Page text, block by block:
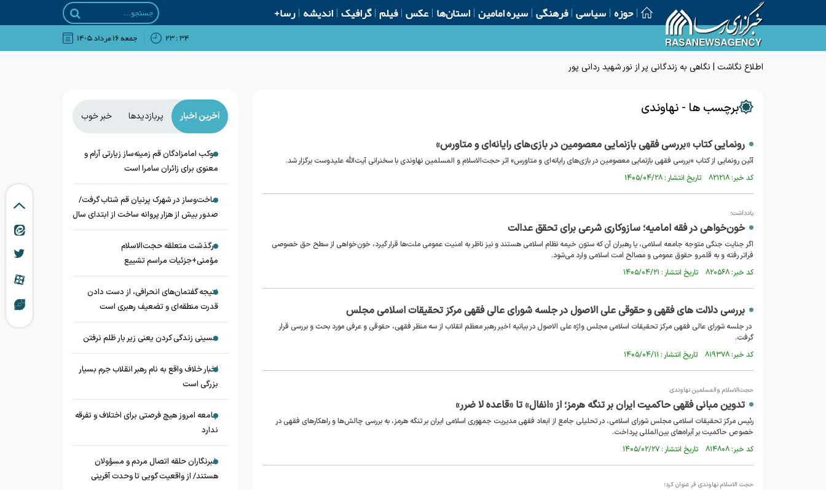
حوزه سیاسی فرهنگی سیره امامین استان‌ها عکس فیلم گرافیک اندیشه رسا+
۳۴ : ۲۳ جمعه ۱۶ مرداد ۱۴۰۵
اطلاع نگاشت | نگاهی به زندگانی پر از نور شهید ردانی پور
برچسب ها - نهاوندی
رونمایی کتاب «بررسی فقهی بازنمایی معصومین در بازی‌های رایانه‌ای و متاورس»
آئین رونمایی از کتاب «بررسی فقهی بازنمایی معصومین در بازی‌های رایانه‌ای و متاورس» اثر حجت‌الاسلام و المسلمین نهاوندی با سخنرانی آیت‌الله علیدوست برگزار شد.
کد خبر: ۸۲۱۲۱۸ تاریخ انتشار : ۱۴۰۵/۰۴/۲۸
یادداشت؛
خون‌خواهی در فقه امامیه؛ سازوکاری شرعی برای تحقق عدالت
اگر جنایت جنگی متوجه جامعه اسلامی، یا رهبران آن که ستون خیمه نظام اسلامی هستند و نیز ناظر به امنیت عمومی ملت‌ها قرار گیرد، خون‌خواهی از سطح حق خصوصی
فراتر رفته و به قلمرو حقوق عمومی و مصالح امت اسلامی وارد می‌شود.
کد خبر: ۸۲۰۵۶۸ تاریخ انتشار : ۱۴۰۵/۰۴/۲۱
بررسی دلالت های فقهی و حقوقی علی الاصول در جلسه شورای عالی فقهی مرکز تحقیقات اسلامی مجلس
در جلسه شورای عالی فقهی مرکز تحقیقات اسلامی مجلس واژه علی الاصول در بیانیه اخیر رهبر معظم انقلاب از سه منظر فقهی، حقوقی و عرفی مورد بحث و بررسی قرار
گرفت.
کد خبر: ۸۱۹۳۷۸ تاریخ انتشار : ۱۴۰۵/۰۴/۱۱
حجت‌الاسلام والمسلمین نهاوندی:
تدوین مبانی فقهی حاکمیت ایران بر تنگه هرمز؛ از «انفال» تا «قاعده لا ضرر»
رئیس مرکز تحقیقات اسلامی مجلس شورای اسلامی، در تحلیلی جامع از ابعاد فقهی مدیریت جمهوری اسلامی ایران بر تنگه هرمز، به بررسی چالش‌ها و راهکارهای فقهی در
خصوص حاکمیت بر آبراه‌های بین‌المللی پرداخت.
کد خبر: ۸۱۴۸۰۸ تاریخ انتشار : ۱۴۰۵/۰۲/۲۷
حجت الاسلام نهاوندی فر عنوان کرد؛
آخرین اخبار پربازدیدها خبر خوب
موکب امامزادگان قم زمینه‌ساز زیارتی آرام و
معنوی برای زائران سامرا است
ساخت‌وساز در شهرک پرنیان قم شتاب گرفت/
صدور بیش از هزار پروانه ساخت از ابتدای سال
درگذشت متعلقه حجت‌الاسلام
مؤمنی+جزئیات مراسم تشییع
نتیجه گفتمان‌های انحرافی، از دست دادن
قدرت منطقه‌ای و تضعیف رهبری است
حسینی زندگی کردن یعنی زیر بار ظلم نرفتن
اخبار خلاف واقع به نام رهبر انقلاب جرم بسیار
بزرگی است
جامعه امروز هیچ فرصتی برای اختلاف و تفرقه
ندارد
خبرنگاران حلقه اتصال مردم و مسؤولان
هستند/ از واقعیت گویی تا وحدت آفرینی